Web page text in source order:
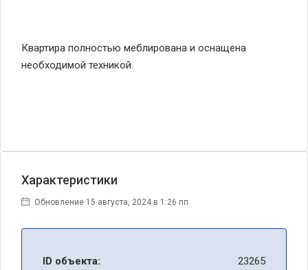
Квартира полностью меблирована и оснащена
необходимой техникой.
Характеристики
Обновление 15 августа, 2024 в 1:26 пп
ID объекта:
23265